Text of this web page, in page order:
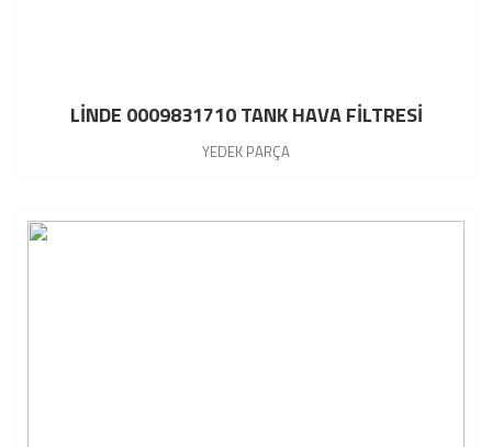
LİNDE 0009831710 TANK HAVA FİLTRESİ
YEDEK PARÇA